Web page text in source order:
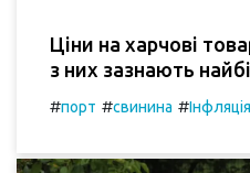
Ціни на харчові
з них зазнають
#порт #свинина #Інфляція